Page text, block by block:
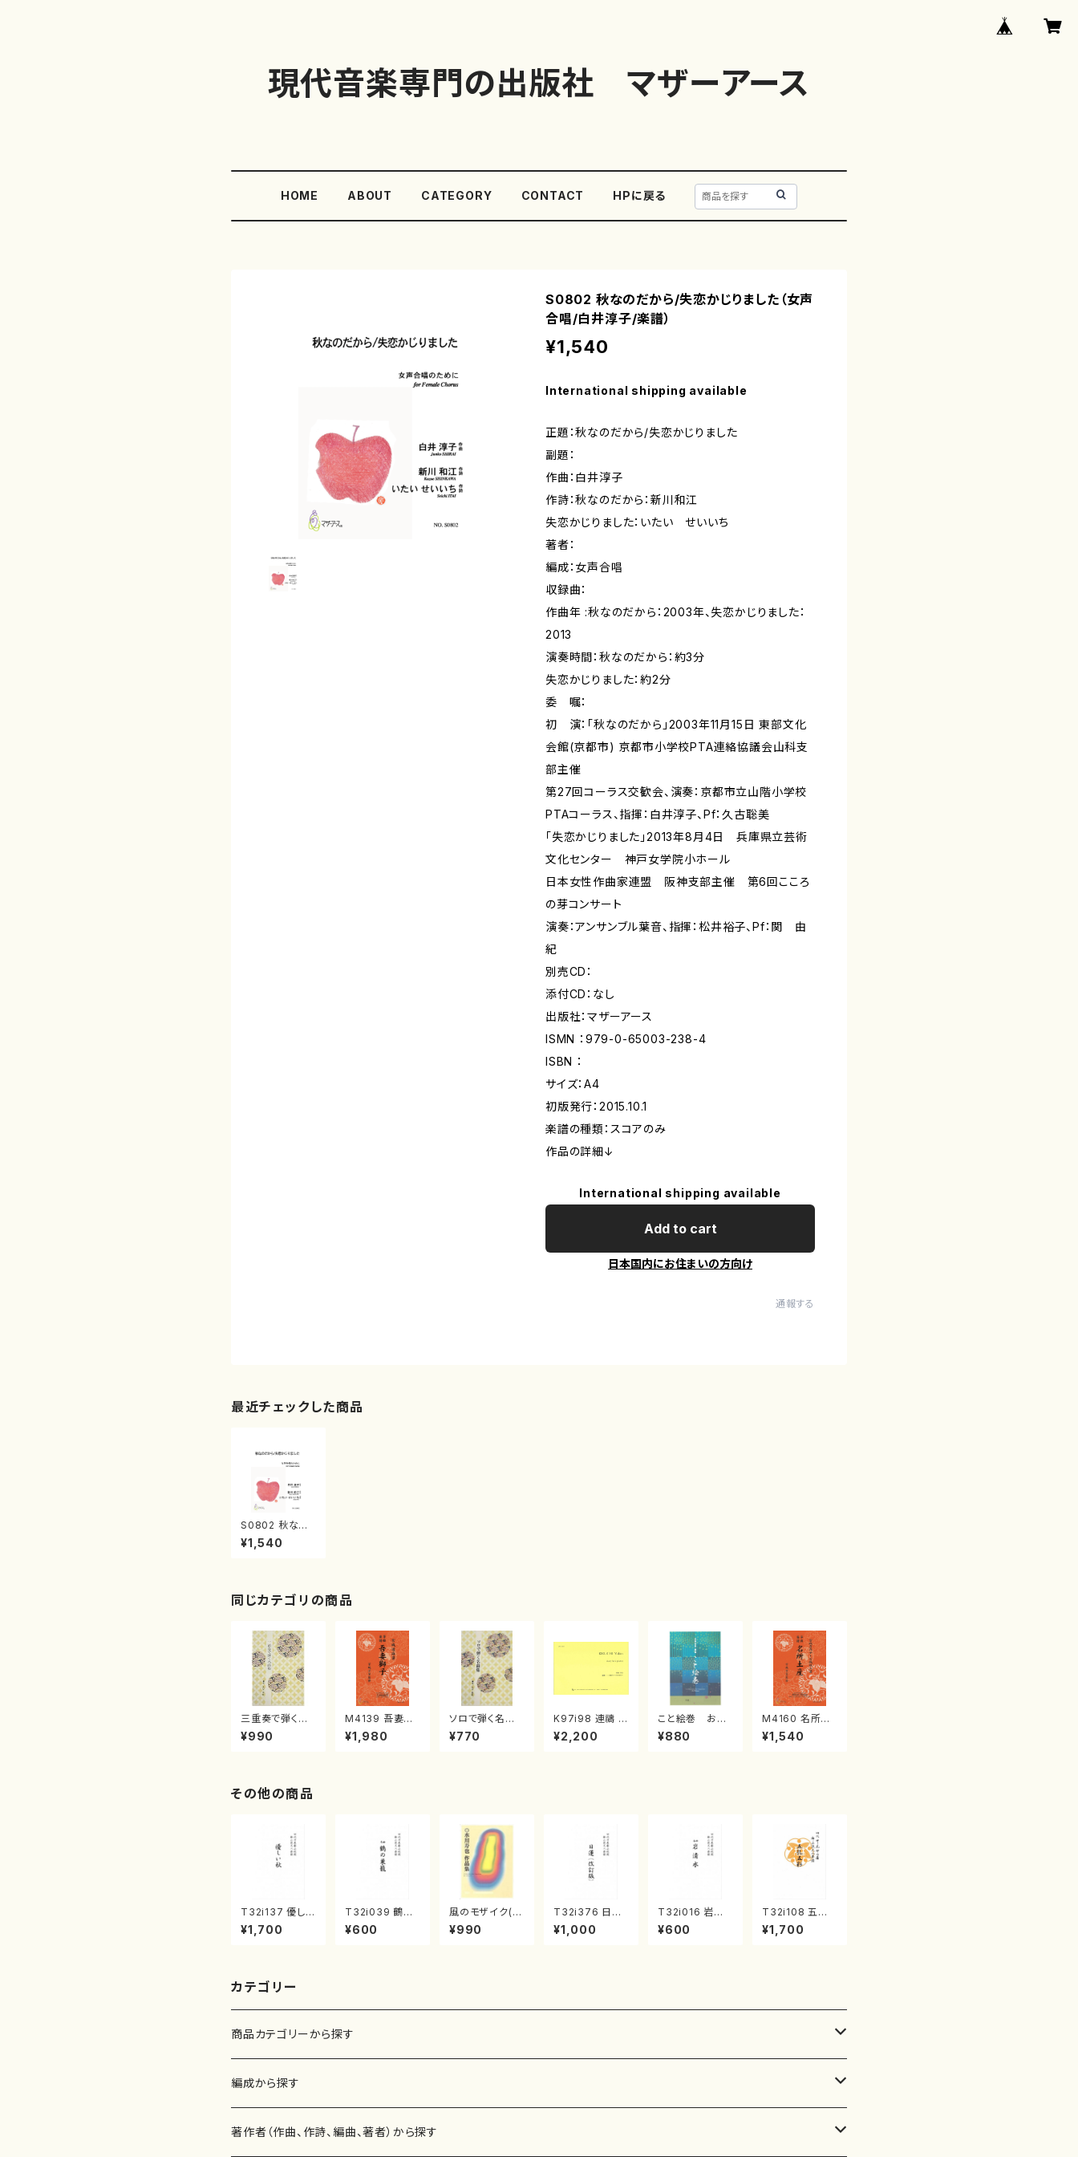
現代音楽専門の出版社 マザーアース
HOME ABOUT CATEGORY CONTACT HPに戻る
S0802 秋なのだから/失恋かじりました（女声
合唱/白井淳子/楽譜）
¥1,540
International shipping available
正題：秋なのだから/失恋かじりました
副題：
作曲：白井淳子
作詩：秋なのだから：新川和江
失恋かじりました：いたい せいいち
著者：
編成：女声合唱
収録曲：
作曲年 :秋なのだから：2003年、失恋かじりました：
2013
演奏時間：秋なのだから：約3分
失恋かじりました：約2分
委 嘱：
初 演：「秋なのだから」2003年11月15日 東部文化
会館(京都市) 京都市小学校PTA連絡協議会山科支
部主催
第27回コーラス交歓会、演奏：京都市立山階小学校
PTAコーラス、指揮：白井淳子、Pf：久古聡美
「失恋かじりました」2013年8月4日 兵庫県立芸術
文化センター 神戸女学院小ホール
日本女性作曲家連盟 阪神支部主催 第6回こころ
の芽コンサート
演奏：アンサンブル葉音、指揮：松井裕子、Pf：関 由
紀
別売CD：
添付CD：なし
出版社：マザーアース
ISMN ：979-0-65003-238-4
ISBN ：
サイズ：A4
初版発行：2015.10.1
楽譜の種類：スコアのみ
作品の詳細↓
International shipping available
Add to cart
日本国内にお住まいの方向け
通報する
最近チェックした商品
S0802 秋なの
だから/失恋かじ
りました（女声合
¥1,540
同じカテゴリの商品
三重奏で弾く名
曲集 クリスマ
スメドレー( 箏
¥990
M4139 吾妻獅
子《箏曲楽譜》
（箏/宮城道雄
¥1,980
ソロで弾く名曲
集 クリスマス・
イブ／恋人がサ
¥770
K97i98 連禱 :
2台ピアノのため
の（2 Pianos /
¥2,200
こと絵巻 お江
戸日本橋
¥880
M4160 名所土
産《箏曲楽譜》
（箏/宮城喜代
¥1,540
その他の商品
T32i137 優しい
秋（尺八/二代 山
本邦山/尺八/都
¥1,700
T32i039 鶴の
巣籠 （尺八/楽
譜）都山no.38
¥600
風のモザイク(/
水川 寿也/楽
譜）
¥990
T32i376 日蓮
（改訂版）（尺八/
宮城道雄/楽譜）
¥1,000
T32i016 岩清
水（尺八/流祖 中
尾都山/楽譜）都
¥600
T32i108 五孔
五彩（尺八/初代
石垣征山/尺八/
¥1,700
カテゴリー
商品カテゴリーから探す
楽譜
書籍
編成から探す
邦楽器
著作者（作曲、作詩、編曲、著者）から探す